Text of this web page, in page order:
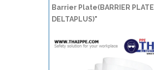
Barrier Plate(BARRIER PLATE
DELTAPLUS)"